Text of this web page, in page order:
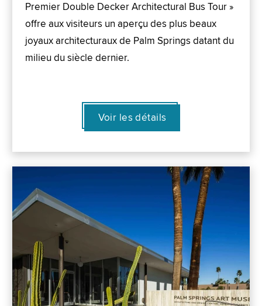
Premier Double Decker Architectural Bus Tour »
offre aux visiteurs un aperçu des plus beaux
joyaux architecturaux de Palm Springs datant du
milieu du siècle dernier.
Voir les détails